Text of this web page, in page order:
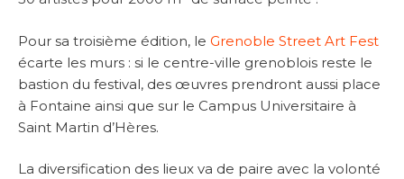
Pour sa troisième édition, le Grenoble Street Art Fest
écarte les murs : si le centre-ville grenoblois reste le
bastion du festival, des œuvres prendront aussi place
à Fontaine ainsi que sur le Campus Universitaire à
Saint Martin d’Hères.
La diversification des lieux va de paire avec la volonté